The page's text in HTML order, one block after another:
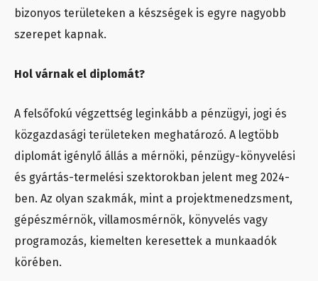
bizonyos területeken a készségek is egyre nagyobb
szerepet kapnak.
Hol várnak el diplomát?
A felsőfokú végzettség leginkább a pénzügyi, jogi és
közgazdasági területeken meghatározó. A legtöbb
diplomát igénylő állás a mérnöki, pénzügy-könyvelési
és gyártás-termelési szektorokban jelent meg 2024-
ben. Az olyan szakmák, mint a projektmenedzsment,
gépészmérnök, villamosmérnök, könyvelés vagy
programozás, kiemelten keresettek a munkaadók
körében.